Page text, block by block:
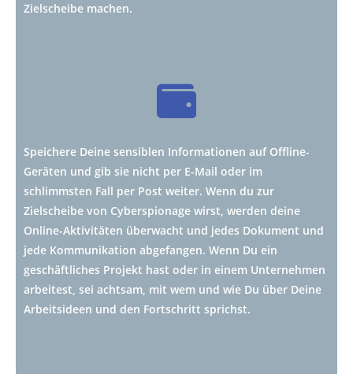
Zielscheibe machen.
Speichere Deine sensiblen Informationen auf Offline-
Geräten und gib sie nicht per E-Mail oder im
schlimmsten Fall per Post weiter. Wenn du zur
Zielscheibe von Cyberspionage wirst, werden deine
Online-Aktivitäten überwacht und jedes Dokument und
jede Kommunikation abgefangen. Wenn Du ein
geschäftliches Projekt hast oder in einem Unternehmen
arbeitest, sei achtsam, mit wem und wie Du über Deine
Arbeitsideen und den Fortschritt sprichst.